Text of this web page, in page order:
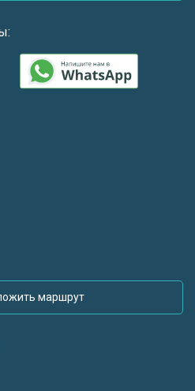
маршрут